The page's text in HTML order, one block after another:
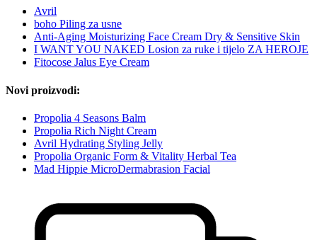
Avril
boho Piling za usne
Anti-Aging Moisturizing Face Cream Dry & Sensitive Skin
I WANT YOU NAKED Losion za ruke i tijelo ZA HEROJE
Fitocose Jalus Eye Cream
Novi proizvodi:
Propolia 4 Seasons Balm
Propolia Rich Night Cream
Avril Hydrating Styling Jelly
Propolia Organic Form & Vitality Herbal Tea
Mad Hippie MicroDermabrasion Facial